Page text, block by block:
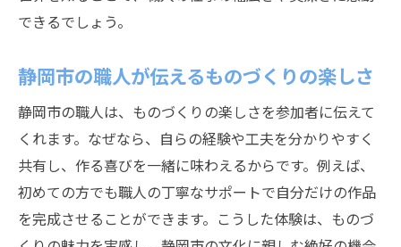
できるでしょう。
静岡市の職人が伝えるものづくりの楽しさ
静岡市の職人は、ものづくりの楽しさを参加者に伝えて
くれます。なぜなら、自らの経験や工夫を分かりやすく
共有し、作る喜びを一緒に味わえるからです。例えば、
初めての方でも職人の丁寧なサポートで自分だけの作品
を完成させることができます。こうした体験は、ものづ